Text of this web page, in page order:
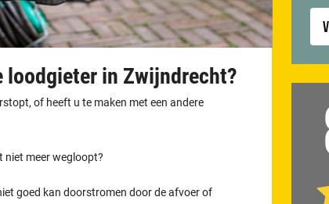
loodgieter in Zwijndrecht?
of heeft u te maken met een andere
meer wegloopt?
goed kan doorstromen door de afvoer of